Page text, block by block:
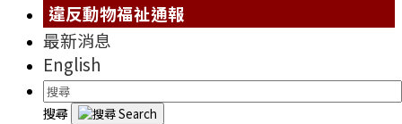
違反動物福祉通報
最新消息
English
搜尋